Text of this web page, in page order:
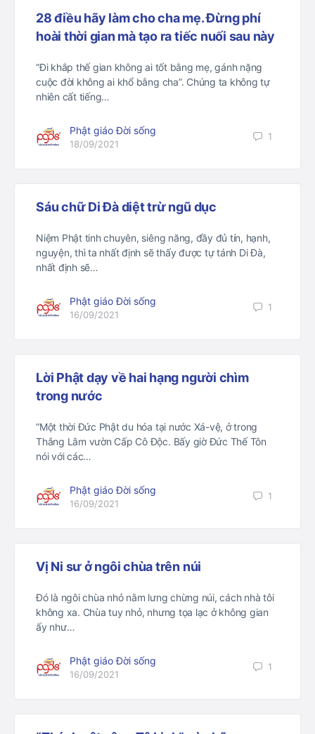
28 điều hãy làm cho cha mẹ. Đừng phí
hoài thời gian mà tạo ra tiếc nuối sau này
“Đi khắp thế gian không ai tốt bằng mẹ, gánh nặng
cuộc đời không ai khổ bằng cha”. Chúng ta không tự
nhiên cất tiếng…
Phật giáo Đời sống
18/09/2021
1
Sáu chữ Di Đà diệt trừ ngũ dục
Niệm Phật tinh chuyên, siêng năng, đầy đủ tín, hạnh,
nguyện, thì ta nhất định sẽ thấy được tự tánh Di Đà,
nhất định sẽ…
Phật giáo Đời sống
16/09/2021
1
Lời Phật dạy về hai hạng người chìm
trong nước
“Một thời Đức Phật du hóa tại nước Xá-vệ, ở trong
Thắng Lâm vườn Cấp Cô Độc. Bấy giờ Đức Thế Tôn
nói với các…
Phật giáo Đời sống
16/09/2021
1
Vị Ni sư ở ngôi chùa trên núi
Đó là ngôi chùa nhỏ nằm lưng chừng núi, cách nhà tôi
không xa. Chùa tuy nhỏ, nhưng tọa lạc ở không gian
ấy như…
Phật giáo Đời sống
16/09/2021
1